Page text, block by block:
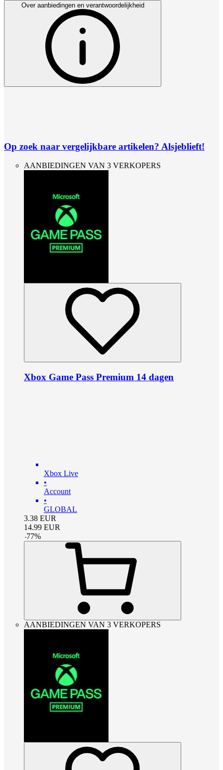
Over aanbiedingen en verantwoordelijkheid
Op zoek naar vergelijkbare artikelen? Alsjeblieft!
AANBIEDINGEN VAN 3 VERKOPERS
Xbox Game Pass Premium 14 dagen
Xbox Live
•
Account
•
GLOBAL
3.38 EUR
14.99 EUR
-77%
AANBIEDINGEN VAN 3 VERKOPERS